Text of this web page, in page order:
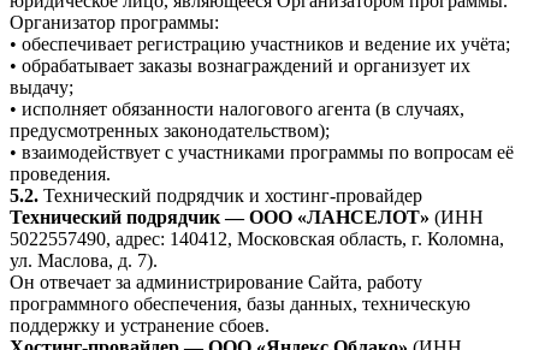
Организатор программы:
• обеспечивает регистрацию участников и ведение их учёта;
• обрабатывает заказы вознаграждений и организует их
выдачу;
• исполняет обязанности налогового агента (в случаях,
предусмотренных законодательством);
• взаимодействует с участниками программы по вопросам её
проведения.
5.2. Технический подрядчик и хостинг-провайдер
Технический подрядчик — ООО «ЛАНСЕЛОТ» (ИНН
5022557490, адрес: 140412, Московская область, г. Коломна,
ул. Маслова, д. 7).
Он отвечает за администрирование Сайта, работу
программного обеспечения, базы данных, техническую
поддержку и устранение сбоев.